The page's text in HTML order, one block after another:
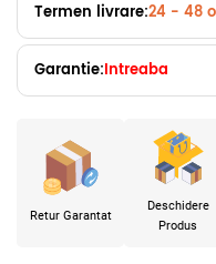
Termen livrare:24 - 48
Garantie:Intreaba
Retur Garantat
Deschidere
Produs